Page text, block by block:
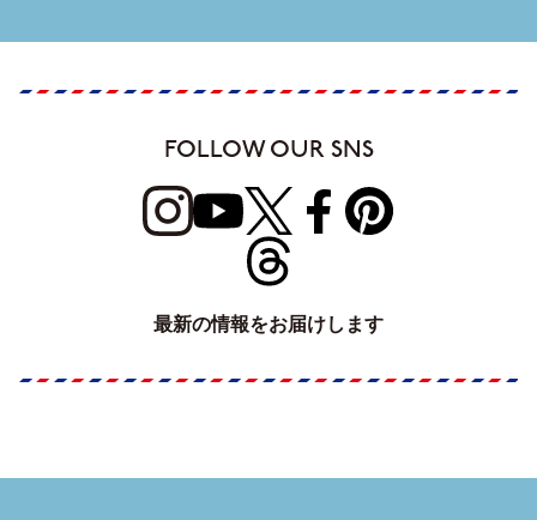
FOLLOW OUR SNS
最新の情報をお届けします